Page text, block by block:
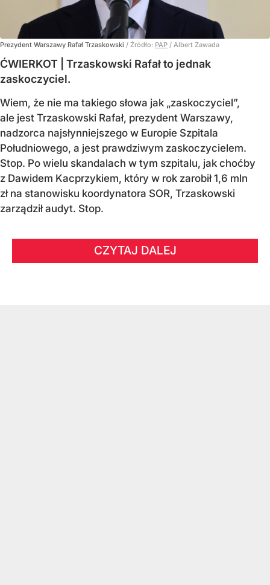
Prezydent Warszawy Rafał Trzaskowski / Źródło: PAP / Albert Zawada
ĆWIERKOT | Trzaskowski Rafał to jednak
zaskoczyciel.
Wiem, że nie ma takiego słowa jak „zaskoczyciel”,
ale jest Trzaskowski Rafał, prezydent Warszawy,
nadzorca najsłynniejszego w Europie Szpitala
Południowego, a jest prawdziwym zaskoczycielem.
Stop. Po wielu skandalach w tym szpitalu, jak choćby
z Dawidem Kacprzykiem, który w rok zarobił 1,6 mln
zł na stanowisku koordynatora SOR, Trzaskowski
zarządził audyt. Stop.
CZYTAJ DALEJ